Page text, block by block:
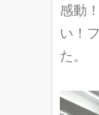
感動
い！
た。